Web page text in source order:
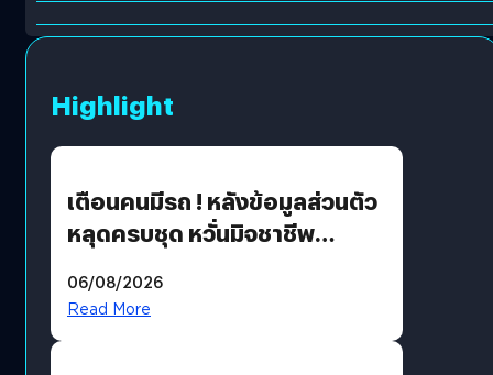
Highlight
เตือนคนมีรถ ! หลังข้อมูลส่วนตัว
หลุดครบชุด หวั่นมิจชาชีพ
รหัสผ่านหลุด ไม่ใช่แฮ็กเกอร์
06/08/2026
Read More